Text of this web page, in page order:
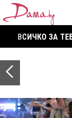
ВСИЧКО ЗА